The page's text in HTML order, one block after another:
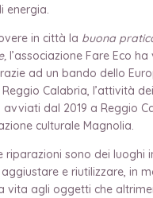
energia.
in città la buona
l’associazione Fare Eco
ad un bando dello
Calabria, l’attività
avviati dal 2019 a Reggio
culturale Magnolia.
riparazioni sono dei luoghi
aggiustare e riutilizzare, in
vita agli oggetti che